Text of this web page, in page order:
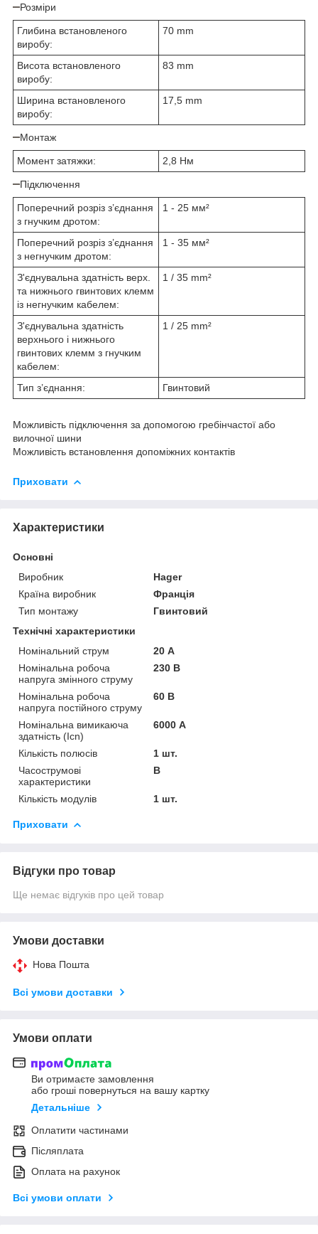
Розміри
Глибина встановленого
виробу:
70 mm
Висота встановленого
виробу:
83 mm
Ширина встановленого
виробу:
17,5 mm
Монтаж
Момент затяжки: 2,8 Нм
Підключення
Поперечний розріз з’єднання
з гнучким дротом:
1 - 25 мм²
Поперечний розріз з’єднання
з негнучким дротом:
1 - 35 мм²
З'єднувальна здатність верх.
та нижнього гвинтових клемм
із негнучким кабелем:
1 / 35 mm²
З'єднувальна здатність
верхнього і нижнього
гвинтових клемм з гнучким
кабелем:
1 / 25 mm²
Тип з’єднання: Гвинтовий
Можливість підключення за допомогою гребінчастої або
вилочної шини
Можливість встановлення допоміжних контактів
Приховати
Характеристики
Основні
Виробник
Hager
Країна виробник
Франція
Тип монтажу
Гвинтовий
Технічні характеристики
Номінальний струм
20 А
Номінальна робоча
напруга змінного струму
230 В
Номінальна робоча
напруга постійного струму
60 В
Номінальна вимикаюча
здатність (Icn)
6000 А
Кількість полюсів
1 шт.
Часострумові
характеристики
B
Кількість модулів 1 шт.
Приховати
Відгуки про товар
Ще немає відгуків про цей товар
Умови доставки
Нова Пошта
Всі умови доставки
Умови оплати
Ви отримаєте замовлення
або гроші повернуться на вашу картку
Детальніше
Оплатити частинами
Післяплата
Оплата на рахунок
Всі умови оплати